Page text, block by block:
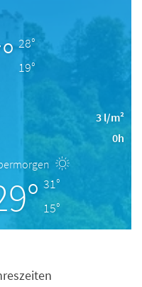
28°
19°
3 l/m²
0h
31°
15°